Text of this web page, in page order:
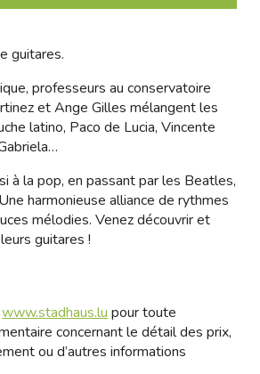
guitares.
professeurs au conservatoire
et Ange Gilles mélangent les
latino, Paco de Lucia, Vincente
à la pop, en passant par les Beatles,
harmonieuse alliance de rythmes
mélodies. Venez découvrir et
guitares !
www.stadhaus.lu pour toute
concernant le détail des prix,
ou d’autres informations